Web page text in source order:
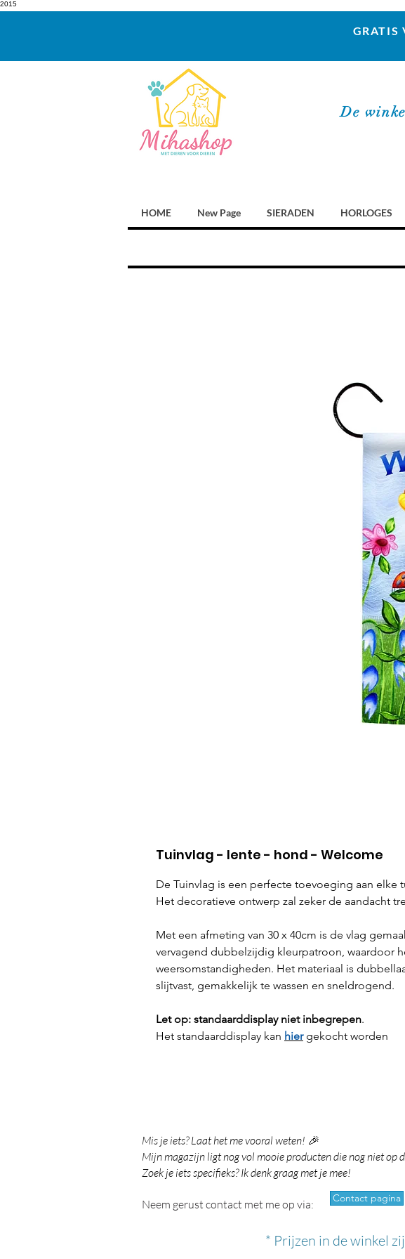
2015
GRATIS
De
HOME New Page SIERADEN HORLOGES
Tuinvlag - lente - hond - Welcome
De Tuinvlag is een perfecte toevoeging aan elke
Het decoratieve ontwerp zal zeker de aandacht
Met een afmeting van 30 x 40cm is de vlag
vervagend dubbelzijdig kleurpatroon, waardoor
weersomstandigheden. Het materiaal is
slijtvast, gemakkelijk te wassen en sneldrogend.
Let op: standaarddisplay niet inbegrepen.
Het standaarddisplay kan hiergekocht worden
Mis je iets? Laat het me vooral weten! 🎉
Mijn magazijn ligt nog vol mooie producten die nog niet op
Zoek je iets specifieks? Ik denk graag met je mee!
Neem gerust contact met me op via: Contact pagina
* Prijzen in de winkel